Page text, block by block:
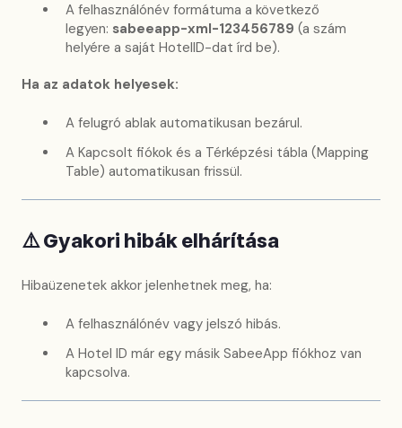
A felhasználónév formátuma a következő
legyen: sabeeapp-xml-123456789 (a szám
helyére a saját HotelID-dat írd be).
Ha az adatok helyesek:
A felugró ablak automatikusan bezárul.
A Kapcsolt fiókok és a Térképzési tábla (Mapping
Table) automatikusan frissül.
⚠️ Gyakori hibák elhárítása
Hibaüzenetek akkor jelenhetnek meg, ha:
A felhasználónév vagy jelszó hibás.
A Hotel ID már egy másik SabeeApp fiókhoz van
kapcsolva.